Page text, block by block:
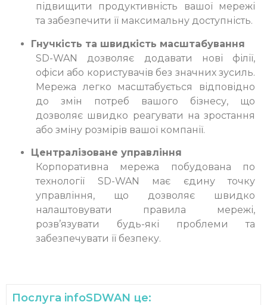
підвищити продуктивність вашої мережі
та забезпечити її максимальну доступність.
Гнучкість та швидкість масштабування
SD-WAN дозволяє додавати нові філії,
офіси або користувачів без значних зусиль.
Мережа легко масштабується відповідно
до змін потреб вашого бізнесу, що
дозволяє швидко реагувати на зростання
або зміну розмірів вашої компанії.
Централізоване управління
Корпоративна мережа побудована по
технології SD-WAN має єдину точку
управління, що дозволяє швидко
налаштовувати правила мережі,
розв’язувати будь-які проблеми та
забезпечувати її безпеку.
Послуга infoSDWAN це: